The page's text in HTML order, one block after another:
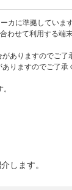
カに準拠していま
わせて利用する
ありますのでご了
りますのでご了承
します。